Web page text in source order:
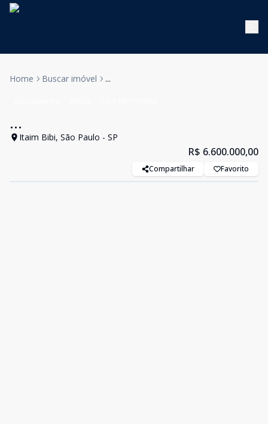
Home Buscar imóvel ...
...
Itaim Bibi, São Paulo - SP
R$ 6.600.000,00
Compartilhar Favorito